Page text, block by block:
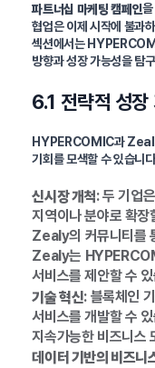
파트너십 마케팅 캠페인
협업은 이제 시작에 불과
섹션에서는
방향과 성장 가능성을 탐
6.1 전략적 성장
HYPERCOMIC과
기회를 모색할 수 있습니
신시장 개척: 두 기업
지역이나 분야로 확
Zealy의 커뮤니티를
Zealy는
서비스를 제안할 수
기술 혁신: 블록체인
서비스를 개발할 수
지속가능한 비즈니스
데이터 기반의 비즈니